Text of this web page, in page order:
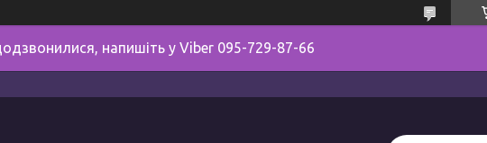
напишіть у Viber 095-729-87-66